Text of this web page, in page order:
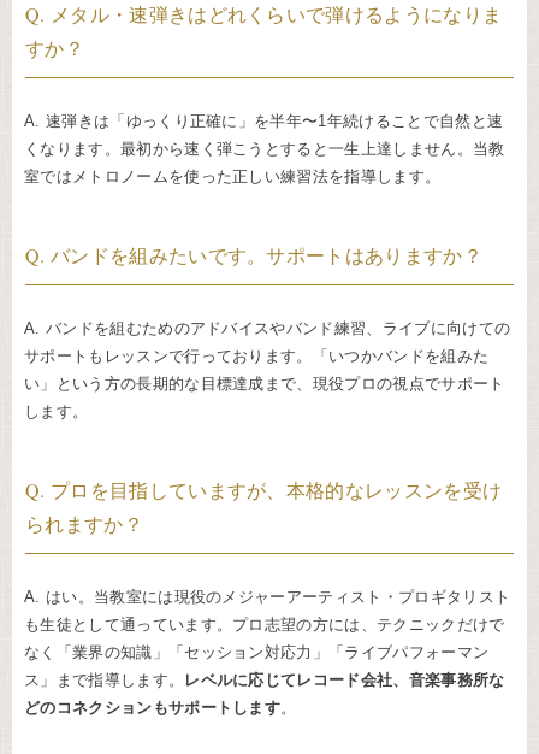
Q. メタル・速弾きはどれくらいで弾けるようになりま
すか？
A. 速弾きは「ゆっくり正確に」を半年〜1年続けることで自然と速
くなります。最初から速く弾こうとすると一生上達しません。当教
室ではメトロノームを使った正しい練習法を指導します。
Q. バンドを組みたいです。サポートはありますか？
A. バンドを組むためのアドバイスやバンド練習、ライブに向けての
サポートもレッスンで行っております。「いつかバンドを組みた
い」という方の長期的な目標達成まで、現役プロの視点でサポート
します。
Q. プロを目指していますが、本格的なレッスンを受け
られますか？
A. はい。当教室には現役のメジャーアーティスト・プロギタリスト
も生徒として通っています。プロ志望の方には、テクニックだけで
なく「業界の知識」「セッション対応力」「ライブパフォーマン
ス」まで指導します。
レベルに応じてレコード会社、音楽事務所な
どのコネクションもサポートします。